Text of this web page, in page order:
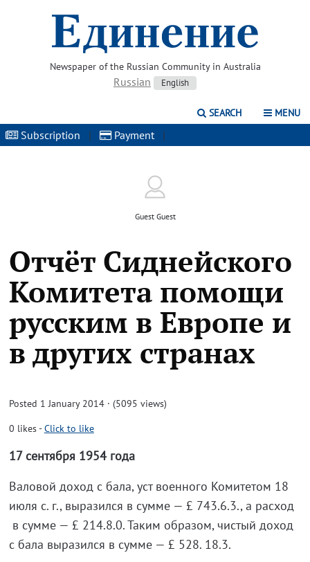
Newspaper of the Russian Community in Australia
Russian English
SEARCH MENU
Subscription | Payment |
Guest Guest
Отчёт Сиднейского
Комитета помощи
русским в Европе и
в других странах
Posted 1 January 2014 · (5095 views)
0 likes-Click to like
17 сентября 1954 года
Валовой доход с бала, уст военного Комитетом 18
июля с. г., выразился в сумме — £ 743.6.3., а расход
в сумме — £ 214.8.0. Таким образом, чистый доход
с бала выразился в сумме — £ 528. 18.3.